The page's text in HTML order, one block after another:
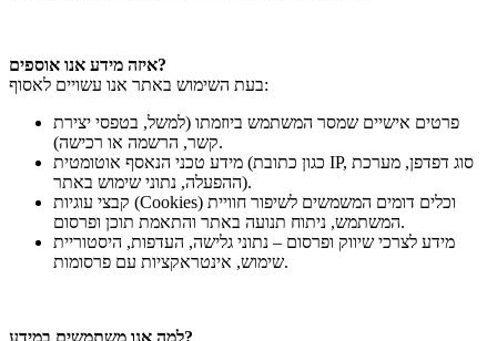
איזה מידע אנו אוספים?
בעת השימוש באתר אנו עשויים לאסוף:
פרטים אישיים שמסר המשתמש ביוזמתו (למשל, בטפסי יצירת
קשר, הרשמה או רכישה).
מידע טכני הנאסף אוטומטית (כגון כתובת IP, סוג דפדפן, מערכת
ההפעלה, נתוני שימוש באתר).
קבצי עוגיות (Cookies) וכלים דומים המשמשים לשיפור חוויית
המשתמש, ניתוח תנועה באתר והתאמת תוכן ופרסום.
מידע לצרכי שיווק ופרסום – נתוני גלישה, העדפות, היסטוריית
שימוש, אינטראקציות עם פרסומות.
למה אנו משתמשים במידע?